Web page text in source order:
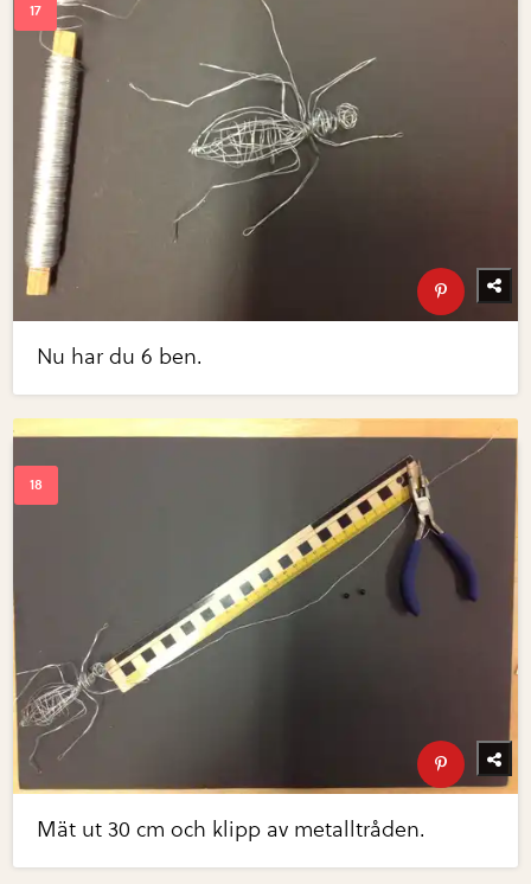
Nu har du 6 ben.
Mät ut 30 cm och klipp av metalltråden.